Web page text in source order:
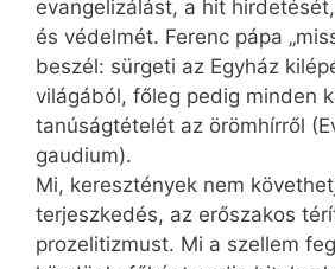
evangelizálást, a hit
és védelmét. Ferenc pápa
beszél: sürgeti az Egyház
világából, főleg pedig minden
tanúságtételét az örömhírről
gaudium).
Mi, keresztények nem
terjeszkedés, az erőszakos
prozelitizmust. Mi a szellem